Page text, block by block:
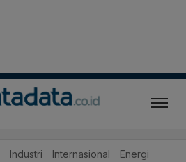
Industri Internasional Energi